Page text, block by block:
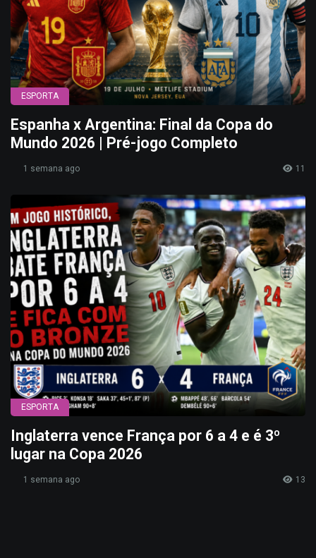
ESPORTA
Espanha x Argentina: Final da Copa do
Mundo 2026 | Pré-jogo Completo
1 semana ago 11
ESPORTA
Inglaterra vence França por 6 a 4 e é 3º
lugar na Copa 2026
1 semana ago 13